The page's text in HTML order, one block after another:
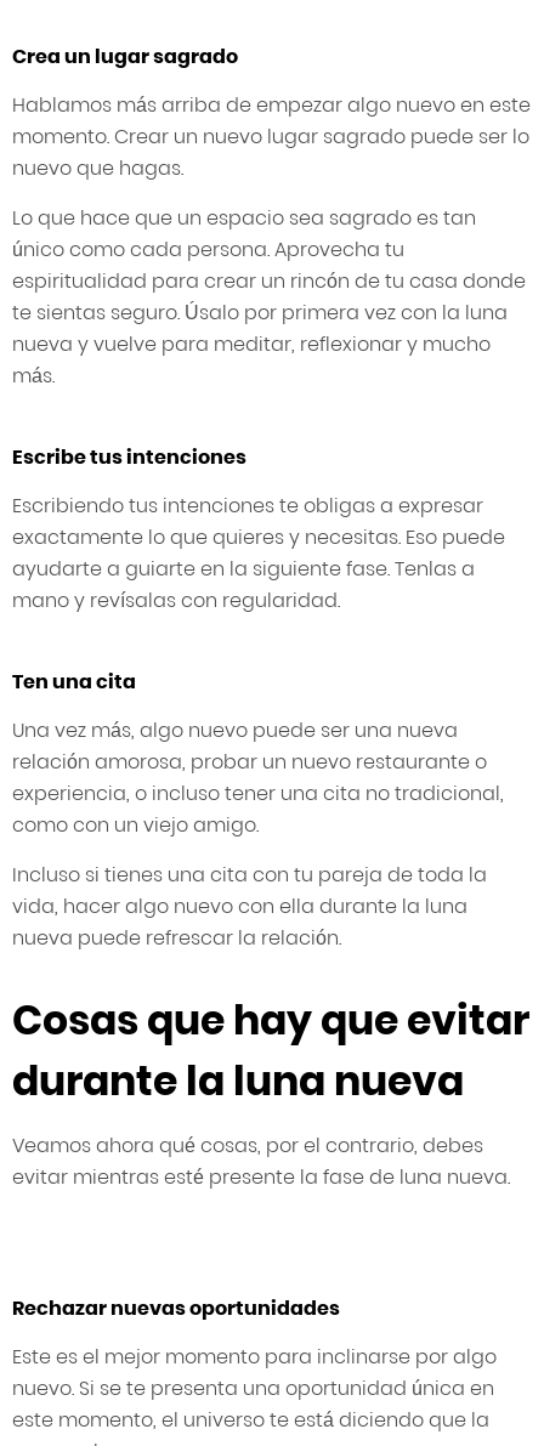
Crea un lugar sagrado
Hablamos más arriba de empezar algo nuevo en este
momento. Crear un nuevo lugar sagrado puede ser lo
nuevo que hagas.
Lo que hace que un espacio sea sagrado es tan
único como cada persona. Aprovecha tu
espiritualidad para crear un rincón de tu casa donde
te sientas seguro. Úsalo por primera vez con la luna
nueva y vuelve para meditar, reflexionar y mucho
más.
Escribe tus intenciones
Escribiendo tus intenciones te obligas a expresar
exactamente lo que quieres y necesitas. Eso puede
ayudarte a guiarte en la siguiente fase. Tenlas a
mano y revísalas con regularidad.
Ten una cita
Una vez más, algo nuevo puede ser una nueva
relación amorosa, probar un nuevo restaurante o
experiencia, o incluso tener una cita no tradicional,
como con un viejo amigo.
Incluso si tienes una cita con tu pareja de toda la
vida, hacer algo nuevo con ella durante la luna
nueva puede refrescar la relación.
Cosas que hay que evitar
durante la luna nueva
Veamos ahora qué cosas, por el contrario, debes
evitar mientras esté presente la fase de luna nueva.
Rechazar nuevas oportunidades
Este es el mejor momento para inclinarse por algo
nuevo. Si se te presenta una oportunidad única en
este momento, el universo te está diciendo que la